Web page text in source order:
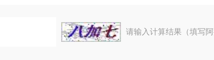
请输入计算结果（填写